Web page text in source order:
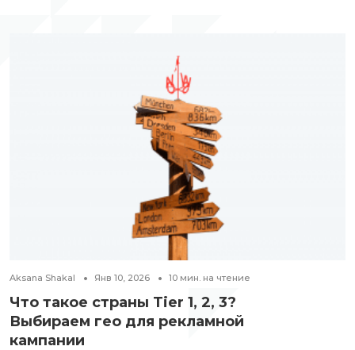
Aksana Shakal Янв 10, 2026 10 мин. на чтение
Что такое страны Tier 1, 2, 3?
Выбираем гео для рекламной
кампании